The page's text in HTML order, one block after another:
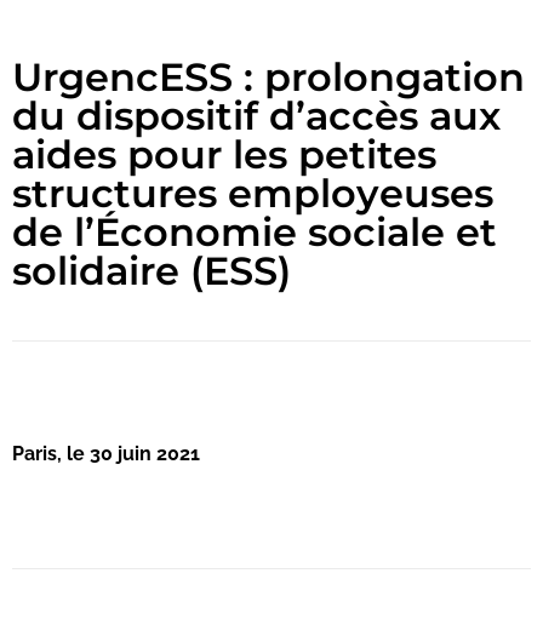
UrgencESS : prolongation
du dispositif d’accès aux
aides pour les petites
structures employeuses
de l’Économie sociale et
solidaire (ESS)
Paris, le 30 juin 2021